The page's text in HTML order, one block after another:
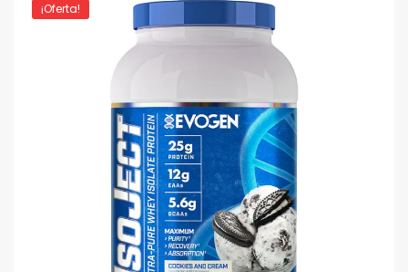
¡Oferta!